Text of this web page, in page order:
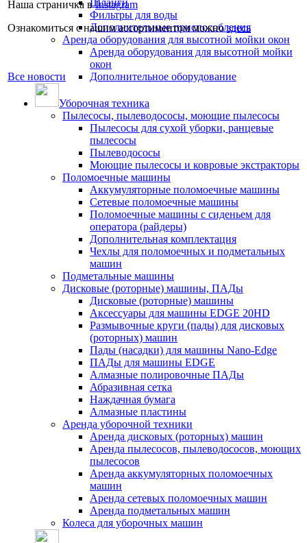
Шланги
Фильтры для воды
Дополнительные приспособления
Аренда оборудования для высотной мойки окон
Аренда оборудования для высотной мойки
окон
Дополнительное оборудование
Уборочная техника
Пылесосы, пылеводососы, моющие пылесосы
Пылесосы для сухой уборки, ранцевые
пылесосы
Пылеводососы
Моющие пылесосы и ковровые экстракторы
Поломоечные машины
Аккумуляторные поломоечные машины
Сетевые поломоечные машины
Поломоечные машины с сиденьем для
оператора (райдеры)
Дополнительная комплектация
Чехлы для поломоечных и подметальных
машин
Подметальные машины
Дисковые (роторные) машины, ПАДы
Дисковые (роторные) машины
Аксессуары для машины EDGE 20HD
Размывочные круги (пады) для дисковых
(роторных) машин
Пады (насадки) для машины Nano-Edge
ПАДы для машины EDGE
Алмазные полировочные ПАДы
Абразивная сетка
Наждачная бумага
Алмазные пластины
Аренда уборочной техники
Аренда дисковых (роторных) машин
Аренда пылесосов, пылеводососов, моющих
пылесосов
Аренда аккумуляторных поломоечных
машин
Аренда сетевых поломоечных машин
Аренда подметальных машин
Колеса для уборочных машин
Наша страничка вInstagram
Ознакомиться с нашим ассортиментом можноздесь
Все новости